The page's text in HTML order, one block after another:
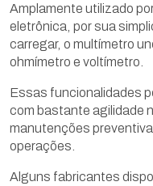
Amplamente utilizado
eletrônica, por sua
carregar, o multímetro
ohmímetro e voltímetro.
Essas funcionalidades
com bastante agilidade
manutenções
operações.
Alguns fabricantes